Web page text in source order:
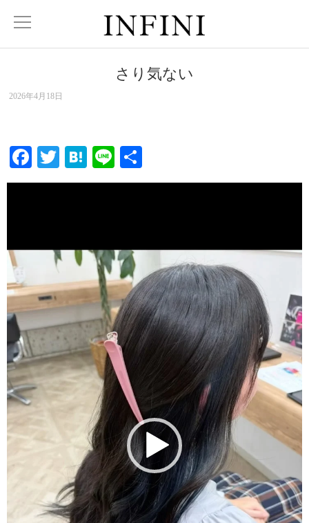
さり気ない
2026年4月18日
Facebook
TwitterHatena
Line
有
ー
ヤ
ー